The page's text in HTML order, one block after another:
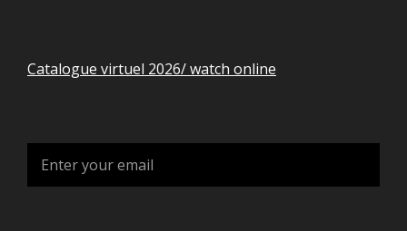
Catalogue virtuel 2026/ watch online